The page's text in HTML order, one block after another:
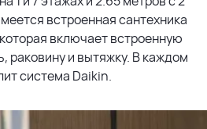
встроенная сантехника
включает встроенную
раковину и вытяжку. В каждом
система Daikin.